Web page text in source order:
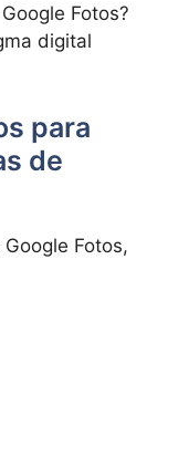
Fotos?
digital
para
​de
Fotos,